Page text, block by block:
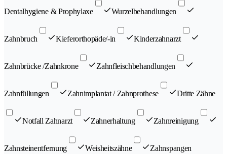
Dentalhygiene & Prophylaxe Wurzelbehandlungen
Zahnbruch Kieferorthopäde/-in Kinderzahnarzt
Zahnbrücke /Zahnkrone Zahnfleischbehandlungen
Zahnfüllungen Zahnimplantat / Zahnprothese Dritte Zähne
Notfall Zahnarzt Zahnerhaltung Zahnreinigung
Zahnsteinentfernung Weisheitszähne Zahnspangen